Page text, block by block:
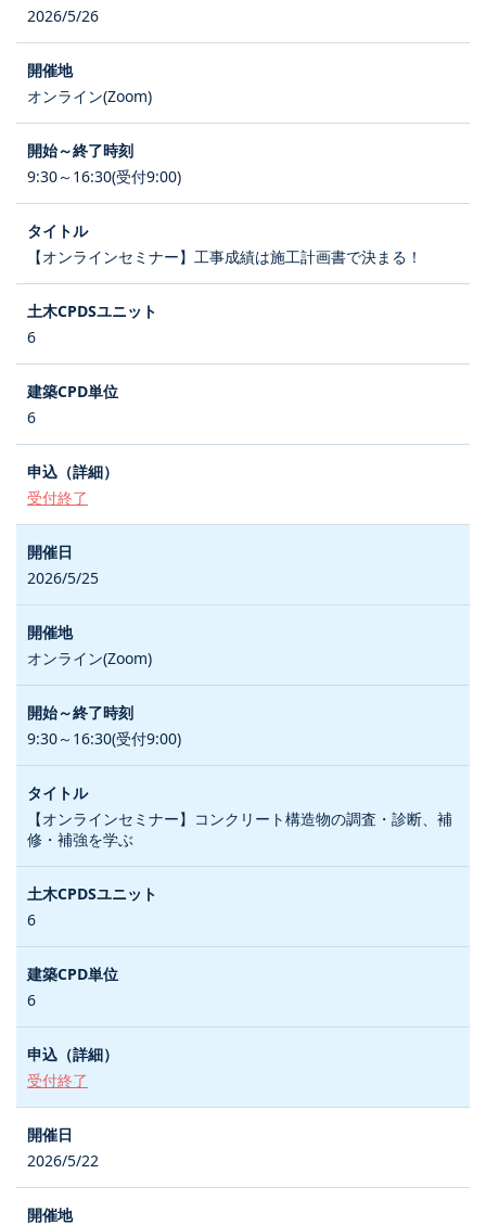
2026/5/26
オンライン(Zoom)
9:30～16:30(受付9:00)
【オンラインセミナー】工事成績は施工計画書で決まる！
6
6
受付終了
2026/5/25
オンライン(Zoom)
9:30～16:30(受付9:00)
【オンラインセミナー】コンクリート構造物の調査・診断、補
修・補強を学ぶ
6
6
受付終了
2026/5/22